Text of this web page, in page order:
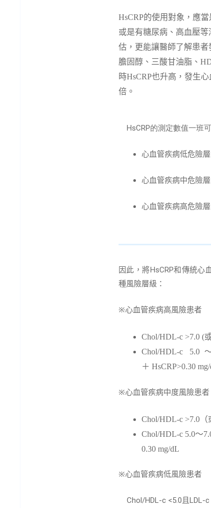
HsCRP的使用對象，應當
或是有糖尿病、高血壓
估，更能讓醫師了解患
膽固醇、三酸甘油脂、
時HsCRP也升高，發生
倍。
HsCRP的測定數值一班
心血管疾病低危險
心血管疾病中危險
心血管疾病高危險
因此，將HsCRP和傳統心
種風險層級：
※心血管疾病高風險患者
Chol/HDL-c >7.0 (
Chol/HDL-c 5.0
＋ HsCRP>0.30
※心血管疾病中度風險患者
Chol/HDL-c >7.0（
Chol/HDL-c 5.0～
0.30 mg/dL
※心血管疾病低風險患者
Chol/HDL-c <5.0 且 LDL-